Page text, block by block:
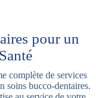
pour un
complète de services
soins bucco-dentaires.